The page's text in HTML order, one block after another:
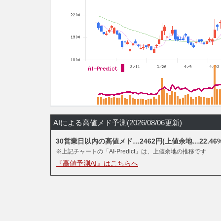
AIによる高値メド予測(2026/08/06更新)
30営業日以内の高値メド…2462円(上値余地
※上記チャートの「AI-Predict」は、上値余地の推移です
『高値予測AI』はこちらへ